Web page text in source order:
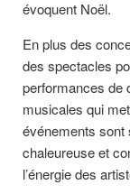
évoquent Noël.
En plus des
des spectacles
performances de
musicales qui
événements sont
chaleureuse et
l’énergie des